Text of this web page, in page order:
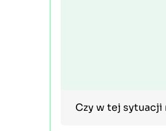
Czy w tej sytuacji